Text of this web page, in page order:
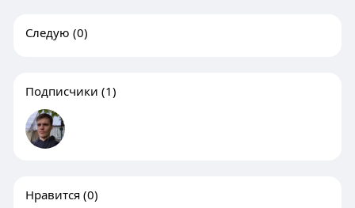
Следую (0)
Подписчики (1)
Нравится (0)